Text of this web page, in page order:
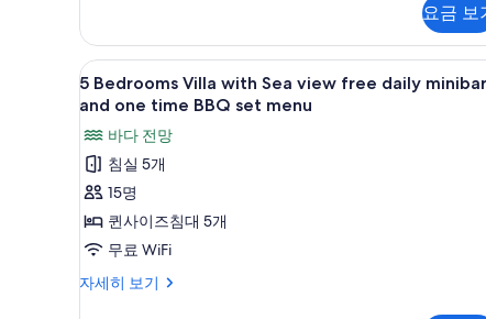
모
두
보
기
실
개
자
세
히
보
기
요금 보
5
Bedrooms
with
Sea
view
free
daily
minibar
and
미니바, 객실 내 금고, 책상, 다
14
5 Bedrooms Villa with Sea view free daily minibar
and one time BBQ set menu
바다 전망
침실 5개
15명
퀸사이즈침대 5개
무료 WiFi
자세히 보기
5